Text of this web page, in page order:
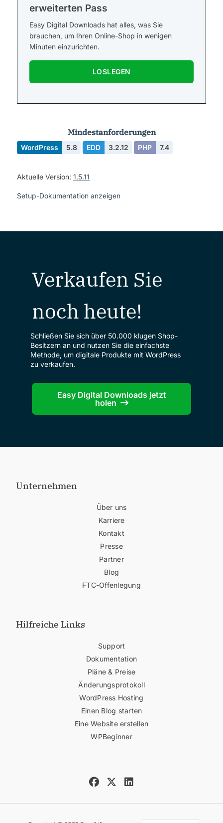
erweiterten Pass
Easy Digital Downloads hat alles, was Sie
brauchen, um Ihren Online-Shop in wenigen
Minuten einzurichten.
LOSLEGEN
Mindestanforderungen
WordPress 5.8 EDD 3.2.12 PHP 7.4
Aktuelle Version: 1.5.11
Setup-Dokumentation anzeigen
Verkaufen Sie
noch heute!
Schließen Sie sich über 50.000 klugen Shop-
Besitzern an und nutzen Sie die einfachste
Methode, um digitale Produkte mit WordPress
zu verkaufen.
Easy Digital Downloads jetzt
holen
Unternehmen
Über uns
Karriere
Kontakt
Presse
Partner
Blog
FTC-Offenlegung
Hilfreiche Links
Support
Dokumentation
Pläne & Preise
Änderungsprotokoll
WordPress Hosting
Einen Blog starten
Eine Website erstellen
WPBeginner